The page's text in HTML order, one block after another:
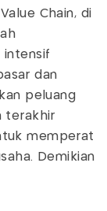
Chain, di
intensif
dan
peluang
terakhir
memperat
Demikian